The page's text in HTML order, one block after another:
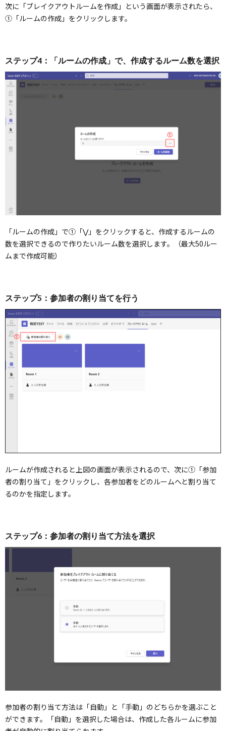
次に「ブレイクアウトルームを作成」という画面が表示されたら、
①「ルームの作成」をクリックします。
ステップ4：「ルームの作成」で、作成するルーム数を選択
「ルームの作成」で①「⋁」をクリックすると、作成するルームの
数を選択できるので作りたいルーム数を選択します。（最大50ルー
ムまで作成可能）
ステップ5：参加者の割り当てを行う
ルームが作成されると上図の画面が表示されるので、次に①「参加
者の割り当て」をクリックし、各参加者をどのルームへと割り当て
るのかを指定します。
ステップ6：参加者の割り当て方法を選択
参加者の割り当て方法は「自動」と「手動」のどちらかを選ぶこと
ができます。「自動」を選択した場合は、作成した各ルームに参加